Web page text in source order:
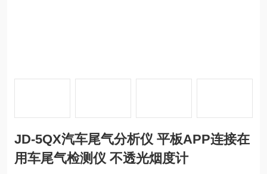
JD-5QX汽车尾气分析仪 平板APP连接在
用车尾气检测仪 不透光烟度计